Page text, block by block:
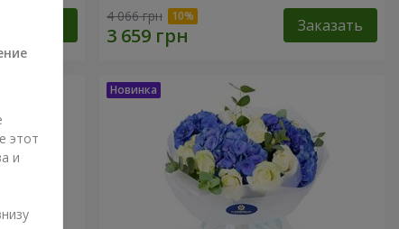
4 066 грн Заказать
этот
и